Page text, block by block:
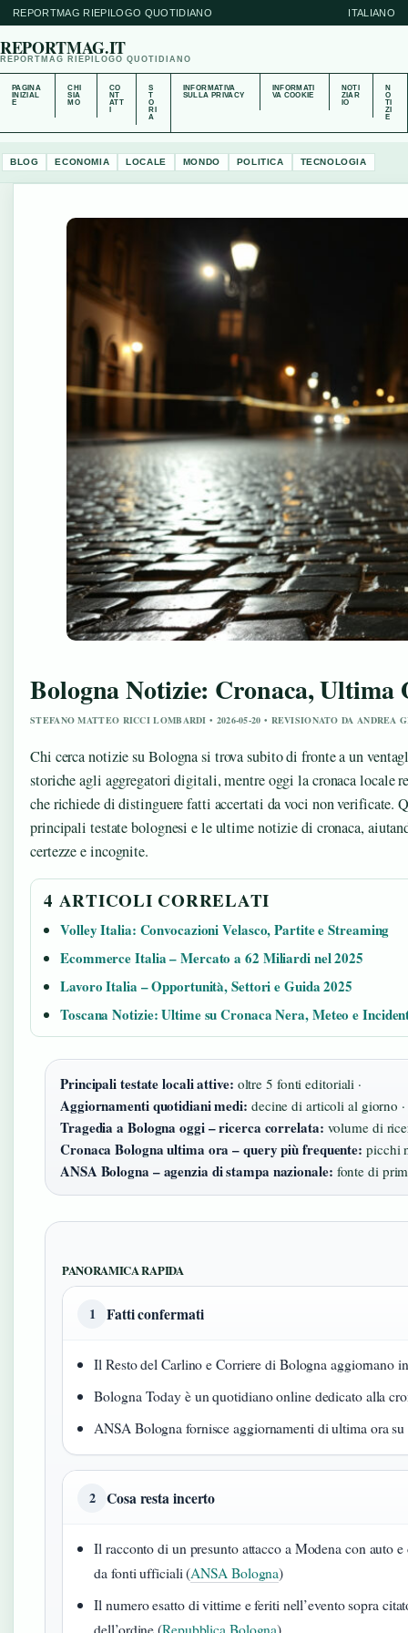
REPORTMAG RIEPILOGO QUOTIDIANO ITALIANO
REPORTMAG.IT
REPORTMAG RIEPILOGO QUOTIDIANO
PAGINA
INIZIAL
E
CHI
SIA
MO
CO
NT
ATT
S
T
O
RI
A
INFORMATIVA
SULLA PRIVACY
INFORMATI
VA COOKIE
NOTI
ZIAR
IO
N
O
TI
ZI
E
BLOG ECONOMIA LOCALE MONDO POLITICA TECNOLOGIA
Bologna Notizie: Cronaca, Ultima
STEFANO MATTEO RICCI LOMBARDI • 2026-05-20 • REVISIONATO DA ANDREA
Chi cerca notizie su Bologna si trova subito di fronte a un
storiche agli aggregatori digitali, mentre oggi la cronaca locale
che richiede di distinguere fatti accertati da voci non verificate.
principali testate bolognesi e le ultime notizie di cronaca,
certezze e incognite.
4 ARTICOLI CORRELATI
Volley Italia: Convocazioni Velasco, Partite e Streaming
Ecommerce Italia – Mercato a 62 Miliardi nel 2025
Lavoro Italia – Opportunità, Settori e Guida 2025
Toscana Notizie: Ultime su Cronaca Nera, Meteo e
Principali testate locali attive: oltre 5 fonti editoriali ·
Aggiornamenti quotidiani medi: decine di articoli al giorno ·
Tragedia a Bologna oggi – ricerca correlata: volume di
Cronaca Bologna ultima ora – query più frequente: picchi
ANSA Bologna – agenzia di stampa nazionale: fonte di
PANORAMICA RAPIDA
1 Fatti confermati
Il Resto del Carlino e Corriere di Bologna aggiornano
Bologna Today è un quotidiano online dedicato alla
ANSA Bologna fornisce aggiornamenti di ultima ora
2 Cosa resta incerto
Il racconto di un presunto attacco a Modena con auto
da fonti ufficiali (ANSA Bologna)
Il numero esatto di vittime e feriti nell’evento sopra
dell’ordine (Repubblica Bologna)